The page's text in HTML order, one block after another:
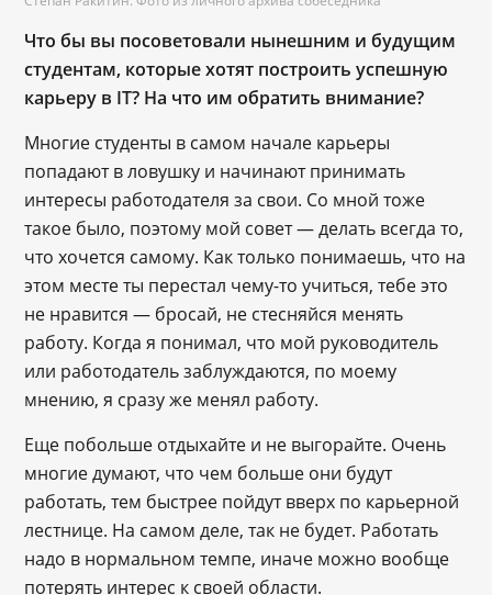
Что бы вы посоветовали нынешним и будущим
студентам, которые хотят построить успешную
карьеру в IT? На что им обратить внимание?
Многие студенты в самом начале карьеры
попадают в ловушку и начинают принимать
интересы работодателя за свои. Со мной тоже
такое было, поэтому мой совет — делать всегда то,
что хочется самому. Как только понимаешь, что на
этом месте ты перестал чему-то учиться, тебе это
не нравится — бросай, не стесняйся менять
работу. Когда я понимал, что мой руководитель
или работодатель заблуждаются, по моему
мнению, я сразу же менял работу.
Еще побольше отдыхайте и не выгорайте. Очень
многие думают, что чем больше они будут
работать, тем быстрее пойдут вверх по карьерной
лестнице. На самом деле, так не будет. Работать
надо в нормальном темпе, иначе можно вообще
потерять интерес к своей области.